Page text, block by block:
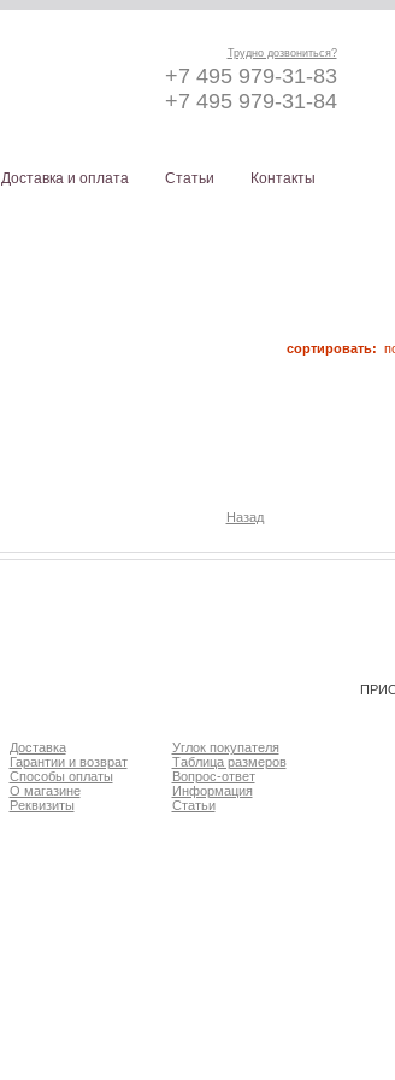
Трудно дозвониться?
+7 495 979-31-83
+7 495 979-31-84
Доставка и оплата Статьи Контакты
сортировать:
Назад
Доставка
Гарантии и возврат
Способы оплаты
О магазине
Реквизиты
Углок покупателя
Таблица размеров
Вопрос-ответ
Информация
Статьи